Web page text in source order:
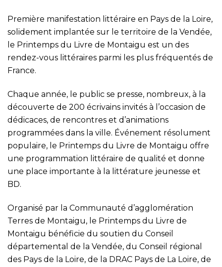
Première manifestation littéraire en Pays de la Loire,
solidement implantée sur le territoire de la Vendée,
le Printemps du Livre de Montaigu est un des
rendez-vous littéraires parmi les plus fréquentés de
France.
Chaque année, le public se presse, nombreux, à la
découverte de 200 écrivains invités à l’occasion de
dédicaces, de rencontres et d’animations
programmées dans la ville. Événement résolument
populaire, le Printemps du Livre de Montaigu offre
une programmation littéraire de qualité et donne
une place importante à la littérature jeunesse et
BD.
Organisé par la Communauté d’agglomération
Terres de Montaigu, le Printemps du Livre de
Montaigu bénéficie du soutien du Conseil
départemental de la Vendée, du Conseil régional
des Pays de la Loire, de la DRAC Pays de La Loire, de